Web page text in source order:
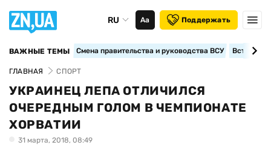
RU Аа Поддержать
ВАЖНЫЕ ТЕМЫ Смена правительства и руководства ВСУ
ГЛАВНАЯ СПОРТ
УКРАИНЕЦ ЛЕПА ОТЛИЧИЛСЯ
ОЧЕРЕДНЫМ ГОЛОМ В ЧЕМПИОНАТЕ
ХОРВАТИИ
31 марта, 2018, 08:49